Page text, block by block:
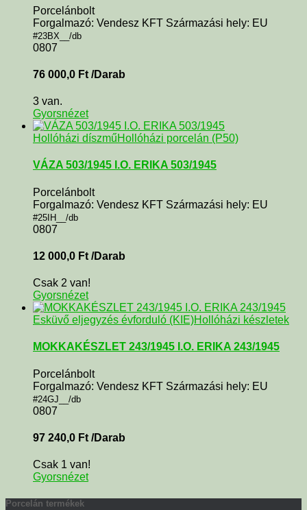
Porcelánbolt
Forgalmazó: Vendesz KFT Származási hely: EU
#23BX__/db
0807
76 000,0 Ft /Darab
3 van.
Gyorsnézet
Hollóházi díszműHollóházi porcelán (P50)
VÁZA 503/1945 I.O. ERIKA 503/1945
Porcelánbolt
Forgalmazó: Vendesz KFT Származási hely: EU
#25IH__/db
0807
12 000,0 Ft /Darab
Csak 2 van!
Gyorsnézet
Esküvő eljegyzés évforduló (KIE)Hollóházi készletek
MOKKAKÉSZLET 243/1945 I.O. ERIKA 243/1945
Porcelánbolt
Forgalmazó: Vendesz KFT Származási hely: EU
#24GJ__/db
0807
97 240,0 Ft /Darab
Csak 1 van!
Gyorsnézet
Porcelán termékek